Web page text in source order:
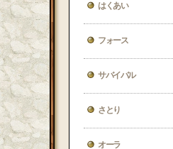
はくあい
フォース
サバイバル
さとり
オーラ